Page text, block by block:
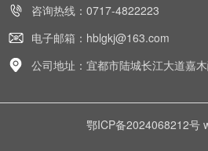
咨询热线：0717-4822223
电子邮箱：hblgkj@163.com
公司地址：宜都市陆城长江大道嘉
鄂ICP备2024068212号